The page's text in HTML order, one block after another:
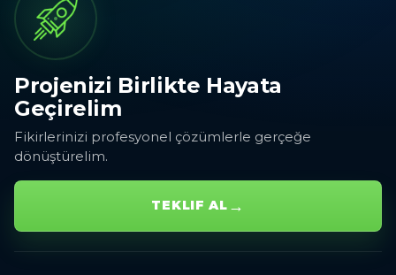
Projenizi Birlikte Hayata
Geçirelim
Fikirlerinizi profesyonel çözümlerle gerçeğe
dönüştürelim.
TEKLIF AL →